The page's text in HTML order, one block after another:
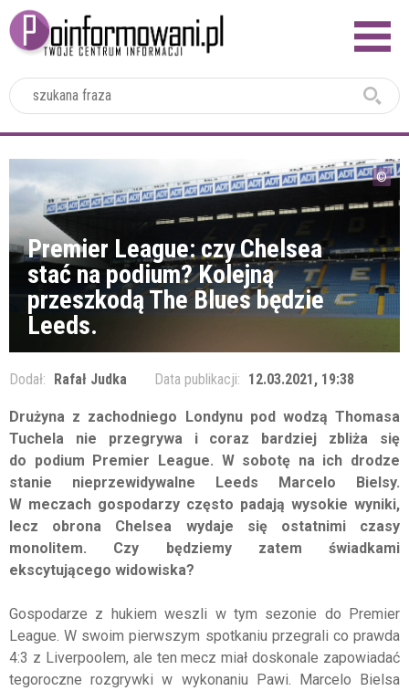
Premier League: czy Chelsea
stać na podium? Kolejną
przeszkodą The Blues będzie
Leeds.
Dodał: Rafał Judka Data publikacji: 12.03.2021, 19:38
Drużyna z zachodniego Londynu pod wodzą Thomasa
Tuchela nie przegrywa i coraz bardziej zbliża się
do podium Premier League. W sobotę na ich drodze
stanie nieprzewidywalne Leeds Marcelo Bielsy.
W meczach gospodarzy często padają wysokie wyniki,
lecz obrona Chelsea wydaje się ostatnimi czasy
monolitem. Czy będziemy zatem świadkami
ekscytującego widowiska?
Gospodarze z hukiem weszli w tym sezonie do Premier
League. W swoim pierwszym spotkaniu przegrali co prawda
4:3 z Liverpoolem, ale ten mecz miał doskonale zapowiadać
tegoroczne rozgrywki w wykonaniu Pawi. Marcelo Bielsa